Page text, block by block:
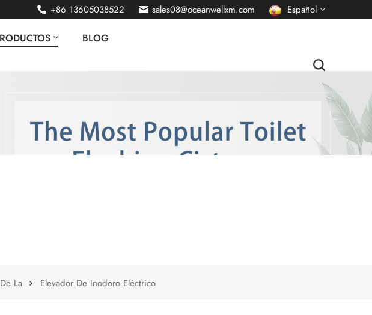
+86 13605038522 sales08@oceanwellxm.com Español
русский
BLOG
La Elevador De Inodoro Eléctrico